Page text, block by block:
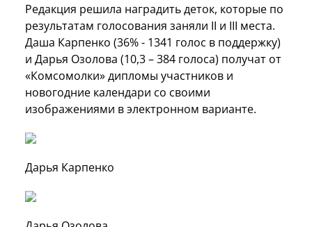
Редакция решила наградить деток, которые по
результатам голосования заняли II и III места.
Даша Карпенко (36% - 1341 голос в поддержку)
и Дарья Озолова (10,3 – 384 голоса) получат от
«Комсомолки» дипломы участников и
новогодние календари со своими
изображениями в электронном варианте.
Дарья Карпенко